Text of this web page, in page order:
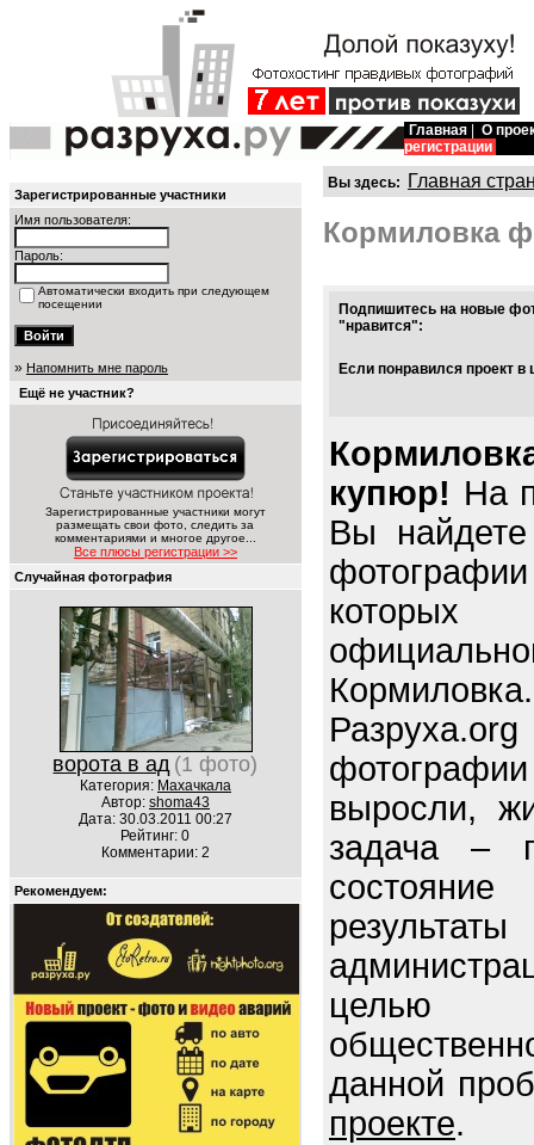
Главная
О
регистрации
Зарегистрированные участники
Имя пользователя:
Пароль:
Автоматически входить при следующем
посещении
» Напомнить мне пароль
Ещё не участник?
Зарегистрированные участники могут
размещать свои фото, следить за
комментариями и многое другое...
Все плюсы регистрации >>
Случайная фотография
ворота в ад (1 фото)
Категория: Махачкала
Автор: shoma43
Дата: 30.03.2011 00:27
Рейтинг: 0
Комментарии: 2
Рекомендуем:
Вы здесь: Главная
Кормиловка
Подпишитесь на новые
"нравится":
Если понравился проект
купюр! На
Вы
Кормиловка.
выросли,
задача –
состояние
целью
данной
проекте.